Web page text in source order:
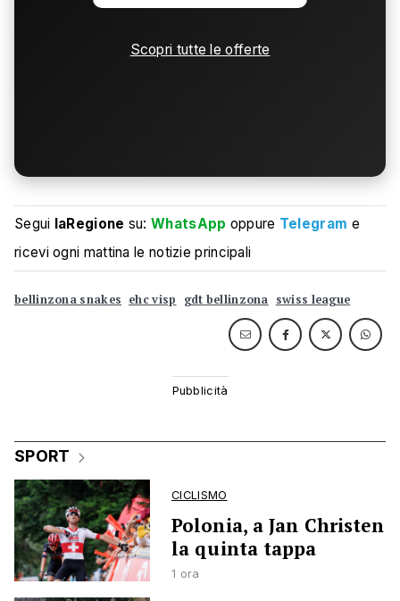
Scopri tutte le offerte
Segui laRegione su:WhatsApp oppure Telegram e
ricevi ogni mattina le notizie principali
bellinzona snakes ehc visp gdt bellinzona swiss league
SPORT
CICLISMO
Polonia, a Jan Christen
la quinta tappa
1 ora